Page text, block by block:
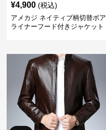
¥4,900 (税込)
アメカジ ネイティブ柄切替ボア
ライナーフード付きジャケット